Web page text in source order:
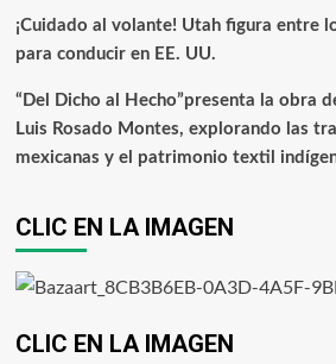
¡Cuidado al volante! Utah figura entre
para conducir en EE. UU.
“Del Dicho al Hecho”presenta la obra
Luis Rosado Montes, explorando las
mexicanas y el patrimonio textil
CLIC EN LA IMAGEN
CLIC EN LA IMAGEN